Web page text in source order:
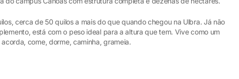
cerca de 50 quilos a mais do que quando chegou na Ulbra. Já não
está com o peso ideal para a altura que tem. Vive como um
come, dorme, caminha, grameia.